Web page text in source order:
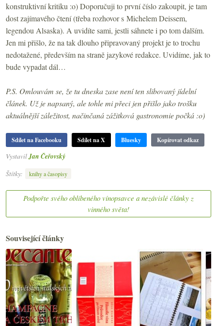
konstruktivní kritiku :o) Doporučuji to první číslo zakoupit, je tam
dost zajímavého čtení (třeba rozhovor s Michelem Deissem,
legendou Alsaska). A uvidíte sami, jestli sáhnete i po tom dalším.
Jen mi přišlo, že na tak dlouho připravovaný projekt je to trochu
nedotažené, především na straně jazykové redakce. Uvidíme, jak to
bude vypadat dál…
P.S. Omlouvám se, že tu dneska zase není ten slibovaný jídelní
článek. Už je napsaný, ale tohle mi přeci jen přišlo jako trošku
aktuálnější záležitost, načinčaná zážitková gastronomie počká :o)
Sdílet na Facebooku Sdílet na X Bluesky Kopírovat odkaz
Vystavil Jan Čeřovský
Štítky:
knihy a časopisy
Podpořte svého oblíbeného vínopsavce a nezávislé články z
vinného světa!
Související články